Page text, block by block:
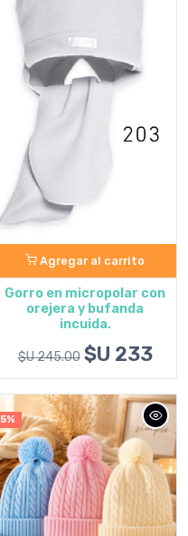
Agregar al carrito
Gorro en micropolar con
orejera y bufanda
incuida.
$U 245.00 $U 233
5%